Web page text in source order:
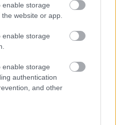
enable storage
website or app.
enable storage
enable storage
authentication
and other
itthon az
egyre többször
eszközéhez –
száma 2020